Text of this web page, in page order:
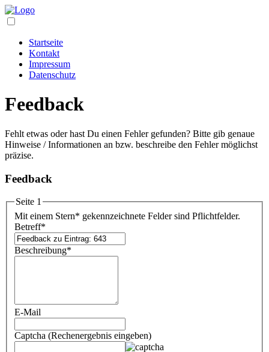
Startseite
Kontakt
Impressum
Datenschutz
Feedback
Fehlt etwas oder hast Du einen Fehler gefunden? Bitte gib genaue
Hinweise / Informationen an bzw. beschreibe den Fehler möglichst
präzise.
Feedback
Seite 1
Mit einem Stern* gekennzeichnete Felder sind Pflichtfelder.
Betreff*
Beschreibung*
E-Mail
Captcha (Rechenergebnis eingeben)